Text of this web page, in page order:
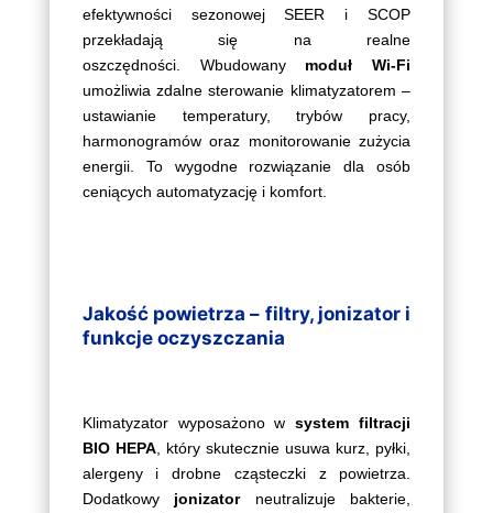
efektywności sezonowej SEER i SCOP
przekładają się na realne
oszczędności. Wbudowany moduł Wi-Fi
umożliwia zdalne sterowanie klimatyzatorem –
ustawianie temperatury, trybów pracy,
harmonogramów oraz monitorowanie zużycia
energii. To wygodne rozwiązanie dla osób
ceniących automatyzację i komfort.
Jakość powietrza – filtry, jonizator i
funkcje oczyszczania
Klimatyzator wyposażono wsystem filtracji
BIO HEPA, który skutecznie usuwa kurz, pyłki,
alergeny i drobne cząsteczki z powietrza.
Dodatkowy jonizatorneutralizuje bakterie,